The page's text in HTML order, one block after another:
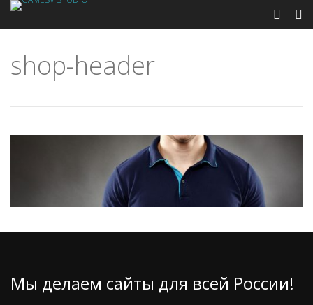
shop-header
Мы делаем сайты для всей России!